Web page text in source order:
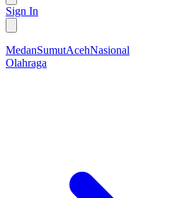
Sign In
MedanSumutAcehNasional
Olahraga